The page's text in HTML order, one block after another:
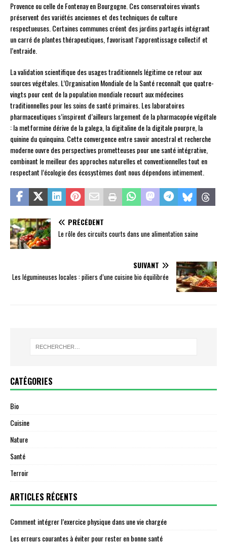
Provence ou celle de Fontenay en Bourgogne. Ces conservatoires vivants
préservent des variétés anciennes et des techniques de culture
respectueuses. Certaines communes créent des jardins partagés intégrant
un carré de plantes thérapeutiques, favorisant l’apprentissage collectif et
l’entraide.
La validation scientifique des usages traditionnels légitime ce retour aux
sources végétales. L’Organisation Mondiale de la Santé reconnaît que quatre-
vingts pour cent de la population mondiale recourt aux médecines
traditionnelles pour les soins de santé primaires. Les laboratoires
pharmaceutiques s’inspirent d’ailleurs largement de la pharmacopée végétale
: la metformine dérive de la galega, la digitaline de la digitale pourpre, la
quinine du quinquina. Cette convergence entre savoir ancestral et recherche
moderne ouvre des perspectives prometteuses pour une santé intégrative,
combinant le meilleur des approches naturelles et conventionnelles tout en
respectant l’écologie des écosystèmes dont nous dépendons intimement.
PRÉCÉDENT
Le rôle des circuits courts dans une alimentation saine
SUIVANT
Les légumineuses locales : piliers d’une cuisine bio équilibrée
CATÉGORIES
Bio
Cuisine
Nature
Santé
Terroir
ARTICLES RÉCENTS
Comment intégrer l’exercice physique dans une vie chargée
Les erreurs courantes à éviter pour rester en bonne santé